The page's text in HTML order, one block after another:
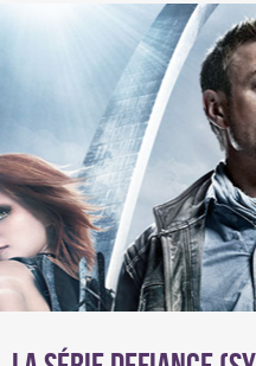
La série Defiance (Syfy) dévoile ses